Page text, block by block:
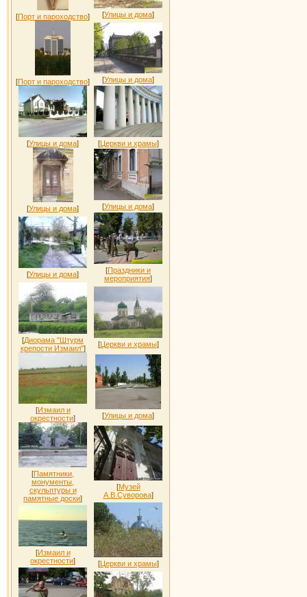
[Порт и пароходство] [Улицы и дома]
[Порт и пароходство] [Улицы и дома]
[Улицы и дома] [Церкви и храмы]
[Улицы и дома] [Улицы и дома]
[Улицы и дома] [Праздники и
мероприятия]
[Диорама "Штурм
крепости Измаил"] [Церкви и храмы]
[Измаил и
окрестности] [Улицы и дома]
[Памятники,
монументы,
скульптуры и
памятные доски]
[Музей
А.В.Суворова]
[Измаил и
окрестности] [Церкви и храмы]